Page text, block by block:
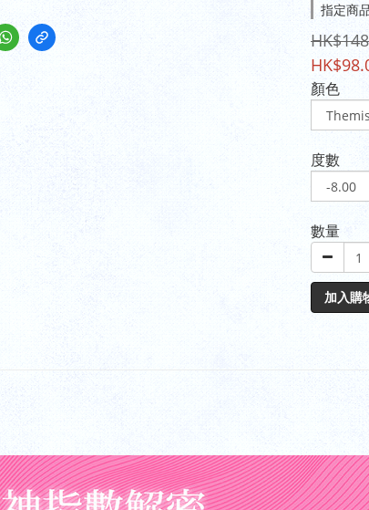
指定商
顏色
度數
數量
加入購